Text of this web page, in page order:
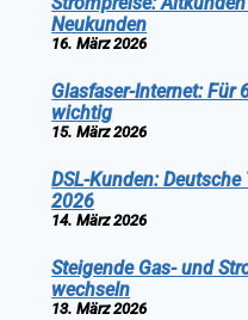
Neukunden
16. März 2026
Glasfaser-Internet: Für
wichtig
15. März 2026
DSL-Kunden:
2026
14. März 2026
Steigende Gas- und
wechseln
13. März 2026